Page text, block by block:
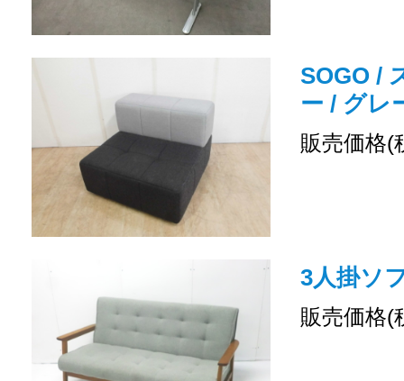
SOGO /
ー / グレ
販売価格(
3人掛ソ
販売価格(